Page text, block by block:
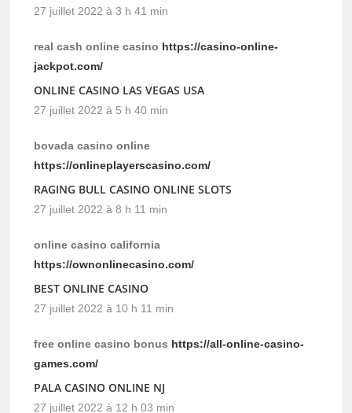
27 juillet 2022 à 3 h 41 min
real cash online casino https://casino-online-
jackpot.com/
ONLINE CASINO LAS VEGAS USA
27 juillet 2022 à 5 h 40 min
bovada casino online
https://onlineplayerscasino.com/
RAGING BULL CASINO ONLINE SLOTS
27 juillet 2022 à 8 h 11 min
online casino california
https://ownonlinecasino.com/
BEST ONLINE CASINO
27 juillet 2022 à 10 h 11 min
free online casino bonus https://all-online-casino-
games.com/
PALA CASINO ONLINE NJ
27 juillet 2022 à 12 h 03 min